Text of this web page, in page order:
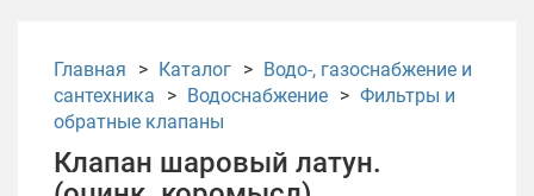
Главная Каталог
Водо-, газоснабжение и
сантехника
Водоснабжение
Фильтры и
обратные клапаны
Клапан шаровый латун.